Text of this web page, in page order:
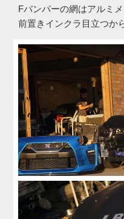
Fバンパーの網はアルミ
前置きインクラ目立つか